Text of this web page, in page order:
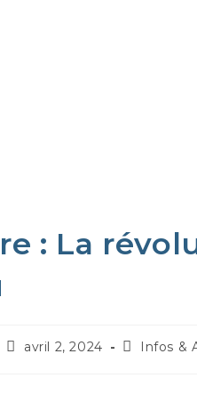
: La
avril 2, 2024 Infos &